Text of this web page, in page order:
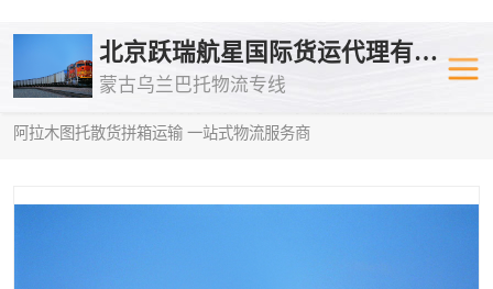
北京跃瑞航星国际货运代理有限公司
蒙古乌兰巴托物流专线
阿拉木图托散货拼箱运输 一站式物流服务商
乌兰巴托物流专线 乌兰巴托铁
乌兰巴托公路运输
中欧班列
蒙古乌兰巴托双清包税 蒙古乌兰巴